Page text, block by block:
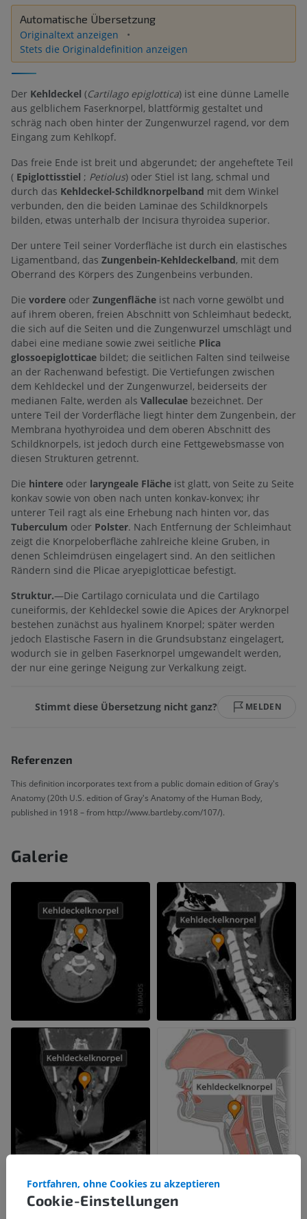
Automatische Übersetzung
Originaltext anzeigen
Stets die Originaldefinition anzeigen
Der Kehldeckel (Cartilago epiglottica) ist eine dünne Lamelle
aus gelblichem Faserknorpel, blattförmig gestaltet und
schräg nach oben hinter der Zungenwurzel ragend, vor dem
Eingang zum Kehlkopf.
Das freie Ende ist breit und abgerundet; der angeheftete Teil
( Epiglottisstiel ; Petiolus) oder Stiel ist lang, schmal und
durch das Kehldeckel-Schildknorpelband mit dem Winkel
verbunden, den die beiden Laminae des Schildknorpels
bilden, etwas unterhalb der Incisura thyroidea superior.
Der untere Teil seiner Vorderfläche ist durch ein elastisches
Ligamentband, das Zungenbein-Kehldeckelband, mit dem
Oberrand des Körpers des Zungenbeins verbunden.
Die vordere oder Zungenfläche ist nach vorne gewölbt und
auf ihrem oberen, freien Abschnitt von Schleimhaut bedeckt,
die sich auf die Seiten und die Zungenwurzel umschlägt und
dabei eine mediane sowie zwei seitliche Plica
glossoepiglotticae bildet; die seitlichen Falten sind teilweise
an der Rachenwand befestigt. Die Vertiefungen zwischen
dem Kehldeckel und der Zungenwurzel, beiderseits der
medianen Falte, werden als Valleculae bezeichnet. Der
untere Teil der Vorderfläche liegt hinter dem Zungenbein, der
Membrana hyothyroidea und dem oberen Abschnitt des
Schildknorpels, ist jedoch durch eine Fettgewebsmasse von
diesen Strukturen getrennt.
Die hintere oder laryngeale Fläche ist glatt, von Seite zu Seite
konkav sowie von oben nach unten konkav-konvex; ihr
unterer Teil ragt als eine Erhebung nach hinten vor, das
Tuberculum oder Polster. Nach Entfernung der Schleimhaut
zeigt die Knorpeloberfläche zahlreiche kleine Gruben, in
denen Schleimdrüsen eingelagert sind. An den seitlichen
Rändern sind die Plicae aryepiglotticae befestigt.
Struktur.—Die Cartilago corniculata und die Cartilago
cuneiformis, der Kehldeckel sowie die Apices der Aryknorpel
bestehen zunächst aus hyalinem Knorpel; später werden
jedoch Elastische Fasern in die Grundsubstanz eingelagert,
wodurch sie in gelben Faserknorpel umgewandelt werden,
der nur eine geringe Neigung zur Verkalkung zeigt.
Stimmt diese Übersetzung nicht ganz? MELDEN
Referenzen
This definition incorporates text from a public domain edition of Gray's
Anatomy (20th U.S. edition of Gray's Anatomy of the Human Body,
published in 1918 – from http://www.bartleby.com/107/).
Galerie
Cookie-Einstellungen
Fortfahren, ohne Cookies zu akzeptieren